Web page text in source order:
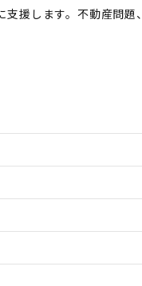
援します。不動産問題